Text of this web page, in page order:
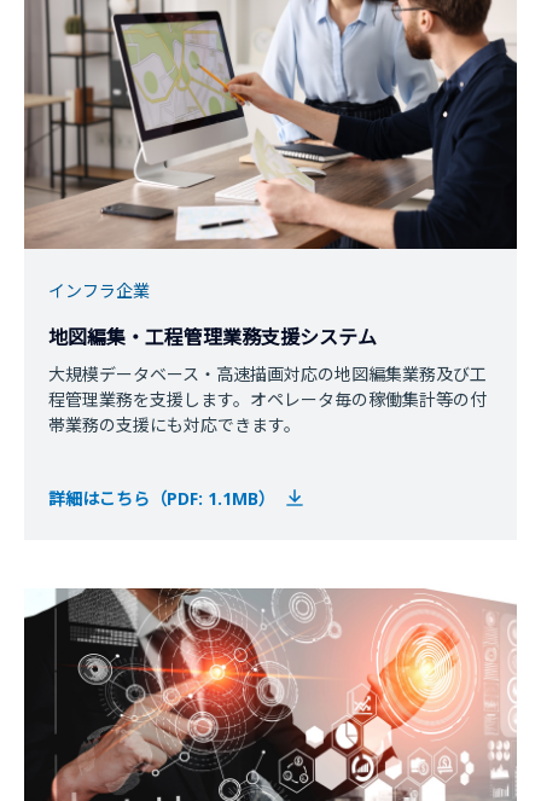
インフラ企業
地図編集・工程管理業務支援システム
大規模データベース・高速描画対応の地図編集業務及び工
程管理業務を支援します。オペレータ毎の稼働集計等の付
帯業務の支援にも対応できます。
詳細はこちら（PDF: 1.1MB）